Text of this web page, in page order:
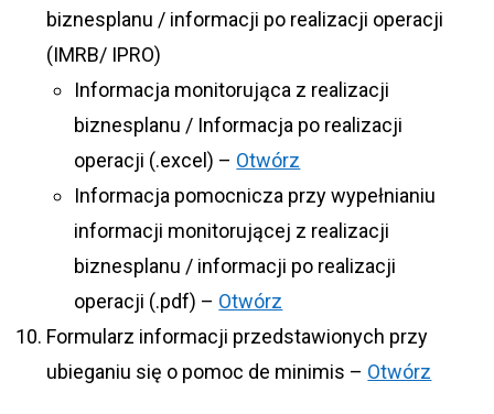
biznesplanu / informacji po realizacji operacji
(IMRB/ IPRO)
Informacja monitorująca z realizacji
biznesplanu / Informacja po realizacji
operacji (.excel) – Otwórz
Informacja pomocnicza przy wypełnianiu
informacji monitorującej z realizacji
biznesplanu / informacji po realizacji
operacji (.pdf) – Otwórz
Formularz informacji przedstawionych przy
ubieganiu się o pomoc de minimis – Otwórz